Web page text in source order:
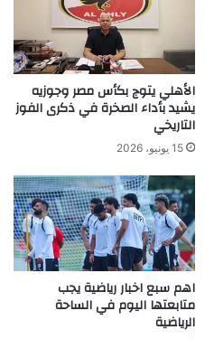
الأهلي يتوج بكأس مصر وجوزيه
يشيد بأداء الصخرة في ذكرى الفوز
التاريخي
15 يونيو، 2026
اهم سبع اخبار رياضية يجب
متابعتها اليوم في الساحة
الرياضية